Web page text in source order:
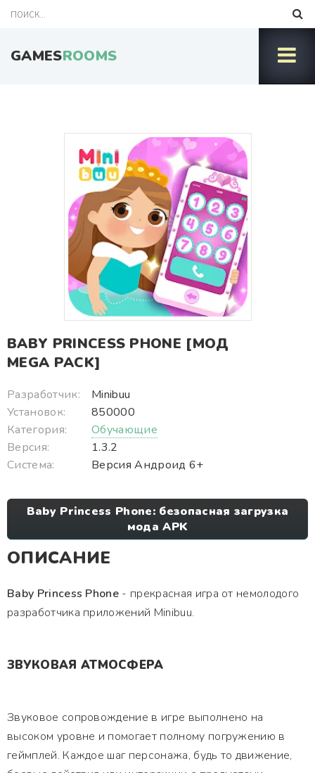
GAMESROOMS
BABY PRINCESS PHONE [МОД
MEGA PACK]
Разработчик:
Minibuu
Установок:
850000
Категория:
Обучающие
Версия:
1.3.2
Система:
Версия Андроид 6+
Baby Princess Phone: безопасная загрузка
мода APK
ОПИСАНИЕ
Baby Princess Phone - прекрасная игра от немолодого
разработчика приложений Minibuu.
ЗВУКОВАЯ АТМОСФЕРА
Звуковое сопровождение в игре выполнено на
высоком уровне и помогает полному погружению в
геймплей. Каждое шаг персонажа, будь то движение,